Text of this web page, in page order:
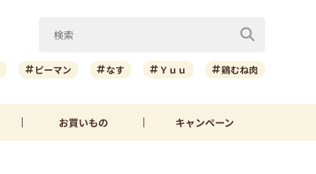
ピーマン なす Ｙｕｕ 鶏むね肉
お買いもの キャンペーン